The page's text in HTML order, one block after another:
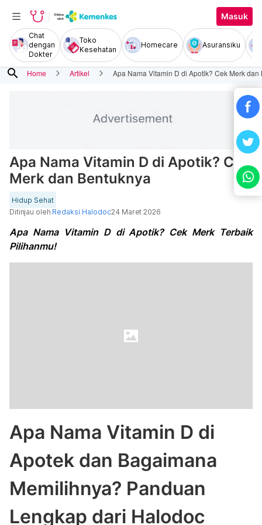
Masuk
Chat
dengan
Dokter
Toko
Kesehatan
Homecare Asuransiku
search Home Artikel Apa Nama Vitamin D di Apotik? Cek Merk dan
Apa Nama Vitamin D di Apotik? Cek
Merk dan Bentuknya
Hidup Sehat
Ditinjau oleh Redaksi Halodoc24 Maret 2026
Apa Nama Vitamin D di Apotik? Cek Merk Terbaik
Pilihanmu!
Apa Nama Vitamin D di
Apotek dan Bagaimana
Memilihnya? Panduan
Lengkap dari Halodoc